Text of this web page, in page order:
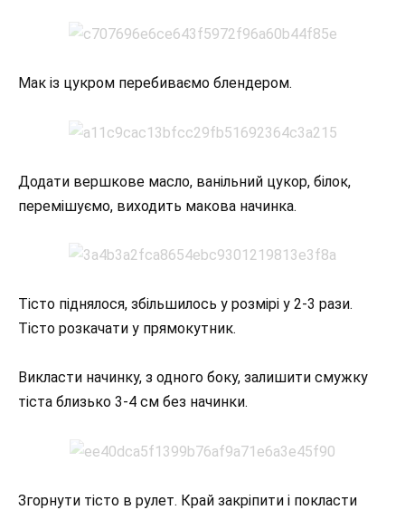
Мак із цукром перебиваємо блендером.
Додати вершкове масло, ванільний цукор, білок,
перемішуємо, виходить макова начинка.
Тісто піднялося, збільшилось у розмірі у 2-3 рази.
Тісто розкачати у прямокутник.
Викласти начинку, з одного боку, залишити смужку
тіста близько 3-4 см без начинки.
Згорнути тісто в рулет. Край закріпити і покласти